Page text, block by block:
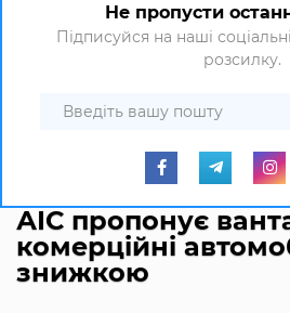
Не пропусти
Підписуйся на наші
розсилку.
АІС пропонує
комерційні
знижкою